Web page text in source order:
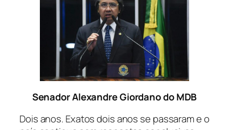
Senador Alexandre Giordano do MDB
Dois anos. Exatos dois anos se passaram e o